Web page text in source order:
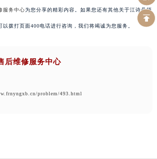
服务中心为您分享的精彩内容。如果您还有其他关于江诗丹顿
拨打页面400电话进行咨询，我们将竭诚为您服务。
后维修服务中心
problem/493.html